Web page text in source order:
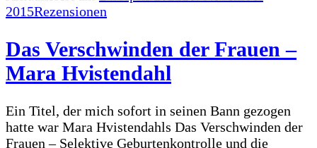
2015Rezensionen
Das Verschwinden der Frauen –
Mara Hvistendahl
Ein Titel, der mich sofort in seinen Bann gezogen
hatte war Mara Hvistendahls Das Verschwinden der
Frauen – Selektive Geburtenkontrolle und die